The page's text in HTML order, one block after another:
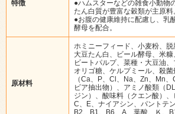
特徴
●ハムスターなどの雑食小動物
たん白質が豊富な穀類が主原料
●お腹の健康維持に配慮し、乳
酵母を配合。
原材料
ホミニーフィード、小麦粉、脱
大豆たん白、ビール酵母、米糠
ビートパルプ、菜種・大豆油、
オリゴ糖、ケルプミール、殺
（Ca、P、Cl、Na、Zn、Mn
ビア抽出物）、アミノ酸類（
ジン）、酸味料（クエン酸）、
C、E、ナイアシン、パントテ
B2、B1、B6、A、葉酸、Ｋ、